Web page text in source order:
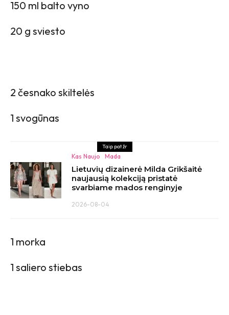
150 ml balto vyno
20 g sviesto
2 česnako skiltelės
1 svogūnas
Taip pat žr
Kas Naujo Mada
Lietuvių dizainerė Milda Grikšaitė
naujausią kolekciją pristatė
svarbiame mados renginyje
2026-08-04
1 morka
1 saliero stiebas